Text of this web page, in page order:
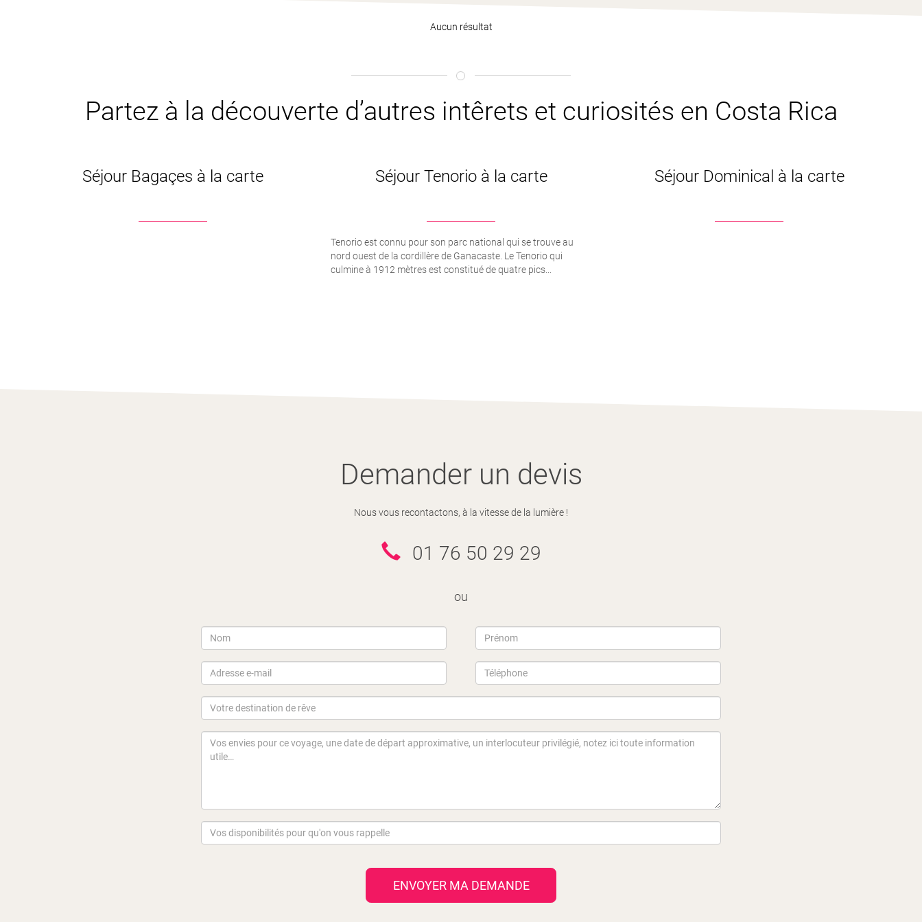
Aucun résultat
Partez à la découverte d’autres intêrets et curiosités en Costa Rica
Séjour Bagaçes à la carte Séjour Tenorio à la carte
Tenorio est connu pour son parc national qui se trouve au
nord ouest de la cordillère de Ganacaste. Le Tenorio qui
culmine à 1912 mètres est constitué de quatre pics...
Séjour Dominical à la carte
Demander un devis
Nous vous recontactons, à la vitesse de la lumière !
01 76 50 29 29
ou
ENVOYER MA DEMANDE